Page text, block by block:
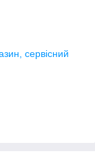
сервісний